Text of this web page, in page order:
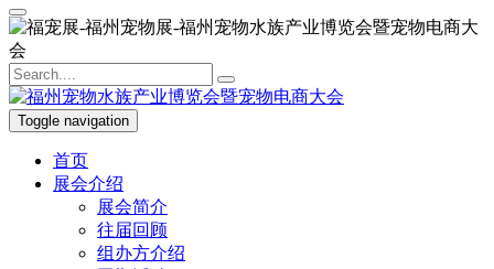
Toggle navigation
首页
展会介绍
展会简介
往届回顾
组办方介绍